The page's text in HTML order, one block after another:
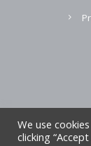
We use
clicking